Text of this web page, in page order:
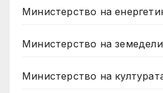
Министерство на
Министерство на
Министерство на